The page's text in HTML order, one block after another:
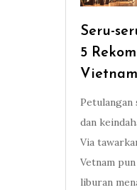
Seru-
5
Vietnam
Petulangan
dan
Via
Vetnam
liburan